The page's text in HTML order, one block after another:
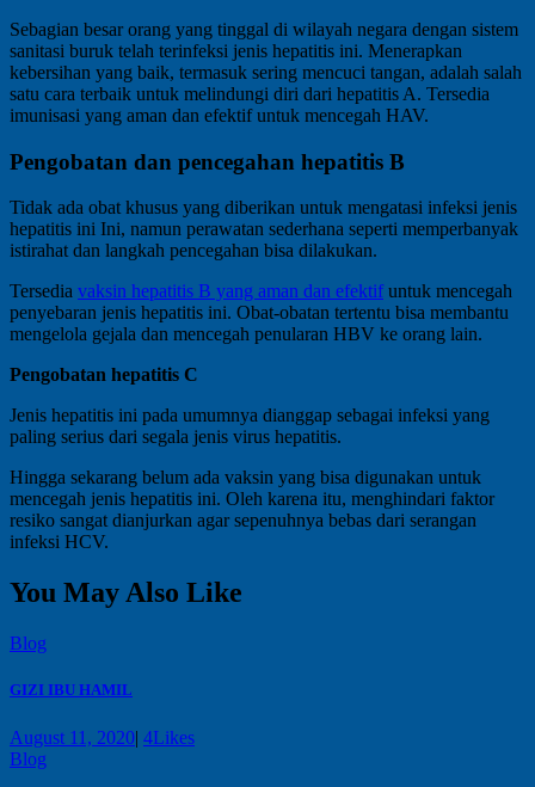
Sebagian besar orang yang tinggal di wilayah negara dengan sistem
sanitasi buruk telah terinfeksi jenis hepatitis ini. Menerapkan
kebersihan yang baik, termasuk sering mencuci tangan, adalah salah
satu cara terbaik untuk melindungi diri dari hepatitis A. Tersedia
imunisasi yang aman dan efektif untuk mencegah HAV.
Pengobatan dan pencegahan hepatitis B
Tidak ada obat khusus yang diberikan untuk mengatasi infeksi jenis
hepatitis ini Ini, namun perawatan sederhana seperti memperbanyak
istirahat dan langkah pencegahan bisa dilakukan.
Tersedia vaksin hepatitis B yang aman dan efektifuntuk mencegah
penyebaran jenis hepatitis ini. Obat-obatan tertentu bisa membantu
mengelola gejala dan mencegah penularan HBV ke orang lain.
Pengobatan hepatitis C
Jenis hepatitis ini pada umumnya dianggap sebagai infeksi yang
paling serius dari segala jenis virus hepatitis.
Hingga sekarang belum ada vaksin yang bisa digunakan untuk
mencegah jenis hepatitis ini. Oleh karena itu, menghindari faktor
resiko sangat dianjurkan agar sepenuhnya bebas dari serangan
infeksi HCV.
You May Also Like
Blog
GIZI IBU HAMIL
August 11, 2020| 4Likes
Blog